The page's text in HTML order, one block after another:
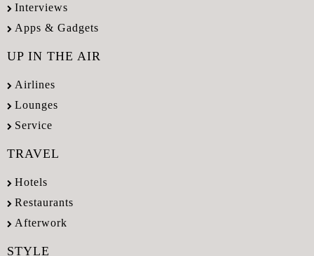
Interviews
Apps & Gadgets
UP IN THE AIR
Airlines
Lounges
Service
TRAVEL
Hotels
Restaurants
Afterwork
STYLE